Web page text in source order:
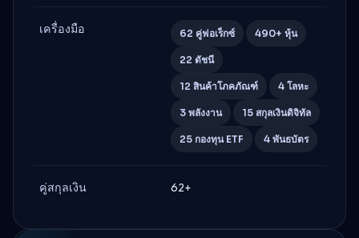
เครื่องมือ 62 คู่ฟอเร็กซ์ 490+ หุ้น
22 ดัชนี
12 สินค้าโภคภัณฑ์ 4 โลหะ
3 พลังงาน 15 สกุลเงินดิจิทัล
25 กองทุน ETF 4 พันธบัตร
คู่สกุลเงิน 62+